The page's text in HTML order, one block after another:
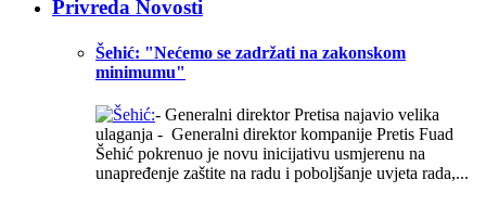
Privreda Novosti
Šehić: "Nećemo se zadržati na zakonskom
minimumu"
- Generalni direktor Pretisa najavio velika
ulaganja - Generalni direktor kompanije Pretis Fuad
Šehić pokrenuo je novu inicijativu usmjerenu na
unapređenje zaštite na radu i poboljšanje uvjeta rada,...